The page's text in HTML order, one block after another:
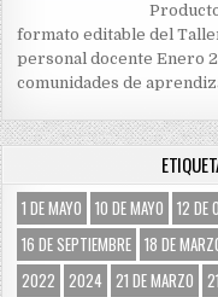
formato editable del
personal docente Enero
comunidades de
1 DE MAYO 10 DE MAYO 12 DE
16 DE SEPTIEMBRE 18 DE
2022 2024 21 DE MARZO